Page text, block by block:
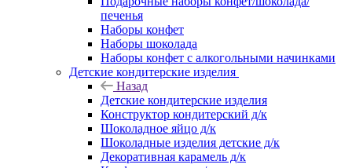
печенья
Наборы конфет
Наборы шоколада
Наборы конфет с алкогольными начинками
Детские кондитерские изделия
Назад
Детские кондитерские изделия
Конструктор кондитерский д/к
Шоколадное яйцо д/к
Шоколадные изделия детские д/к
Декоративная карамель д/к